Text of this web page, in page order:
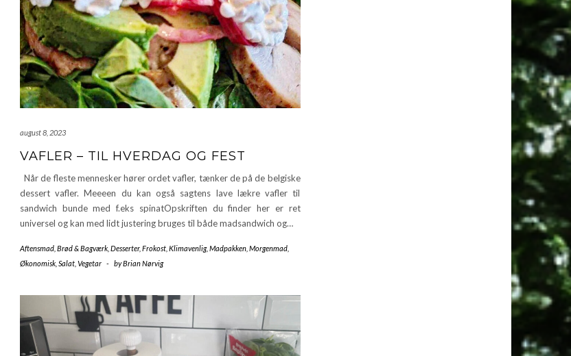
august 8, 2023
VAFLER – TIL HVERDAG OG FEST
Når de fleste mennesker hører ordet vafler, tænker de på de belgiske
dessert vafler. Meeeen du kan også sagtens lave lækre vafler til
sandwich bunde med f.eks spinatOpskriften du finder her er ret
universel og kan med lidt justering bruges til både madsandwich og…
Aftensmad, Brød & Bagværk, Desserter, Frokost, Klimavenlig, Madpakken, Morgenmad,
Økonomisk, Salat, Vegetar - byBrian Nørvig